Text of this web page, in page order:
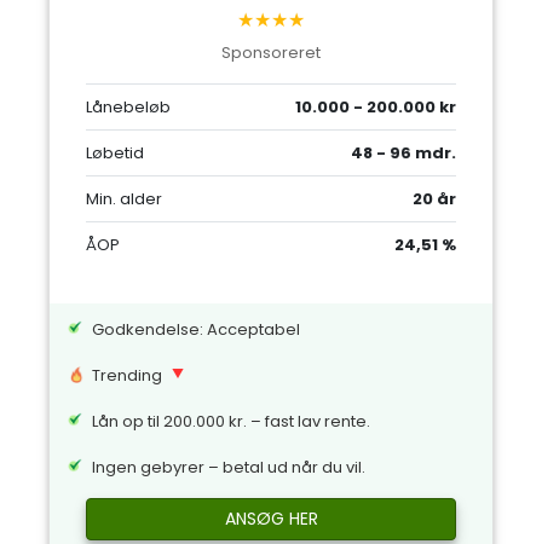
★★★★
Sponsoreret
Lånebeløb
10.000 - 200.000 kr
Løbetid
48 - 96 mdr.
Min. alder
20 år
ÅOP
24,51 %
Godkendelse: Acceptabel
Trending
Lån op til 200.000 kr. – fast lav rente.
Ingen gebyrer – betal ud når du vil.
ANSØG HER